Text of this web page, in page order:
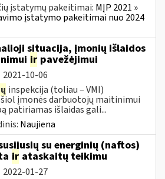
įstatymų pakeitimai: MĮP 2021 »
įstatymo pakeitimai nuo 2024
situacija, įmonių išlaidos
ir pavežėjimui
2021-10-06
inspekcija (toliau – VMI)
įmonės darbuotojų maitinimui
patiriamas išlaidas gali...
Naujiena
su energinių (naftos)
ir ataskaitų teikimu
2022-01-27